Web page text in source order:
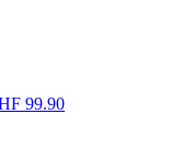
99.90